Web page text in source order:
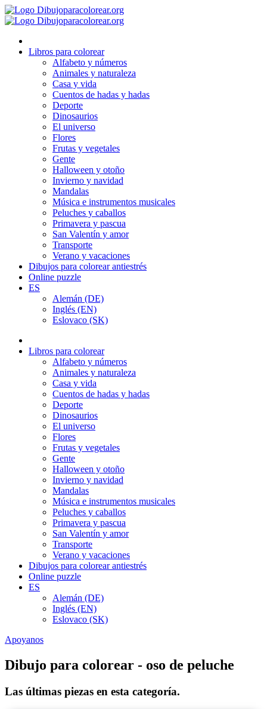
Ir
al
Libros para colorear
Alfabeto y números
Animales y naturaleza
Casa y vida
Cuentos de hadas y hadas
Deporte
Dinosaurios
El universo
Flores
Frutas y vegetales
Gente
Halloween y otoño
Invierno y navidad
Mandalas
Música e instrumentos musicales
Peluches y caballos
Primavera y pascua
San Valentín y amor
Transporte
Verano y vacaciones
Dibujos para colorear antiestrés
Online puzzle
ES
Alemán (DE)
Inglés (EN)
Eslovaco (SK)
Libros para colorear
Alfabeto y números
Animales y naturaleza
Casa y vida
Cuentos de hadas y hadas
Deporte
Dinosaurios
El universo
Flores
Frutas y vegetales
Gente
Halloween y otoño
Invierno y navidad
Mandalas
Música e instrumentos musicales
Peluches y caballos
Primavera y pascua
San Valentín y amor
Transporte
Verano y vacaciones
Dibujos para colorear antiestrés
Online puzzle
ES
Alemán (DE)
Inglés (EN)
Eslovaco (SK)
Apoyanos
Dibujo para colorear - oso de peluche
Las últimas piezas en esta categoría.